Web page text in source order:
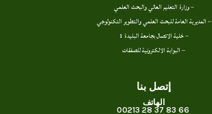
– وزارة التعليم العالي والبحث العلمي
– المديرية العامة للبحث العلمي والتطوير التكنولوجي
– خلية الاتصال بجامعة البليدة 1
– البوابة الالكترونية للصفقات
إتصل بنا
الهاتف